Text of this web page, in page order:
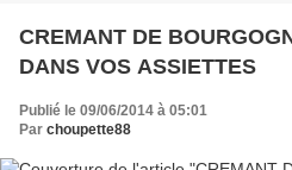
CREMANT DE
DANS VOS ASSIETTES
Publié le 09/06/2014 à 05:01
Par choupette88